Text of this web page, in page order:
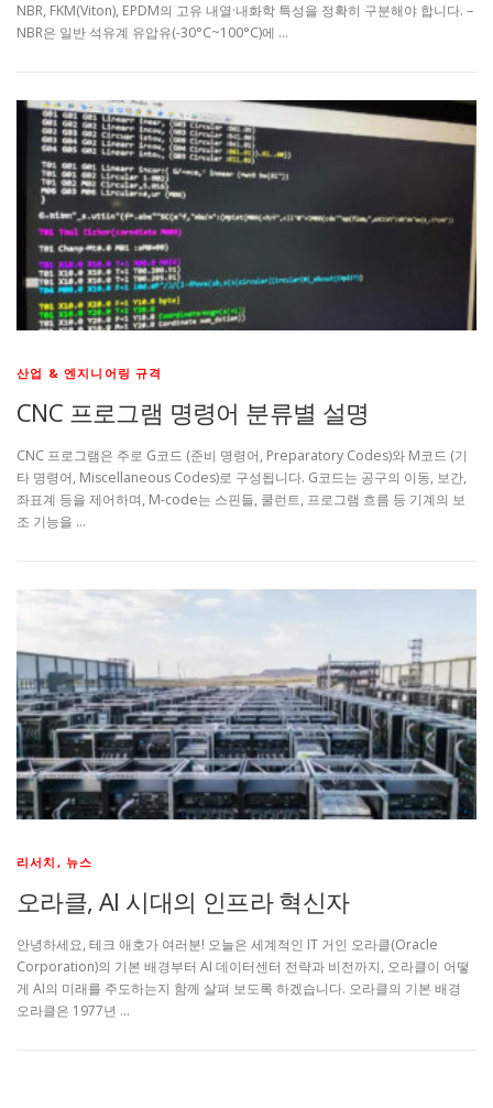
NBR, FKM(Viton), EPDM의 고유 내열·내화학 특성을 정확히 구분해야 합니다. –
NBR은 일반 석유계 유압유(-30°C~100°C)에 …
산업 & 엔지니어링 규격
CNC 프로그램 명령어 분류별 설명
CNC 프로그램은 주로 G코드 (준비 명령어, Preparatory Codes)와 M코드 (기
타 명령어, Miscellaneous Codes)로 구성됩니다. G코드는 공구의 이동, 보간,
좌표계 등을 제어하며, M-code는 스핀들, 쿨런트, 프로그램 흐름 등 기계의 보
조 기능을 …
리서치, 뉴스
오라클, AI 시대의 인프라 혁신자
안녕하세요, 테크 애호가 여러분! 오늘은 세계적인 IT 거인 오라클(Oracle
Corporation)의 기본 배경부터 AI 데이터센터 전략과 비전까지, 오라클이 어떻
게 AI의 미래를 주도하는지 함께 살펴 보도록 하겠습니다. 오라클의 기본 배경
오라클은 1977년 …